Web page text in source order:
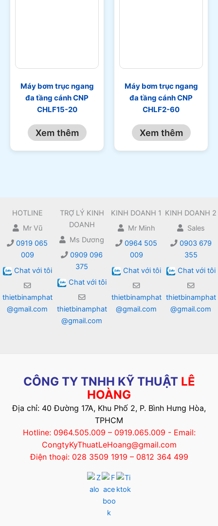
Máy bơm trục ngang
đa tầng cánh CNP
CHLF15-20
Xem thêm
Máy bơm trục ngang
đa tầng cánh CNP
CHLF2-60
Xem thêm
HOTLINE
Mr Vũ
0919 065
009
Chat với tôi
thietbinamphat
@gmail.com
TRỢ LÝ KINH
DOANH
Ms Dương
0909 096
375
Chat với tôi
thietbinamphat
@gmail.com
KINH DOANH 1
Mr Minh
0964 505
009
Chat với tôi
thietbinamphat
@gmail.com
KINH DOANH 2
Sales
0903 679
355
Chat với tôi
thietbinamphat
@gmail.com
CÔNG TY TNHH KỸ THUẬT LÊ
HOÀNG
Địa chỉ: 40 Đường 17A, Khu Phố 2, P. Bình Hưng Hòa,
TPHCM
Hotline: 0964.505.009 – 0919.065.009 - Email:
CongtyKyThuatLeHoang@gmail.com
Điện thoại: 028 3509 1919 – 0812 364 499